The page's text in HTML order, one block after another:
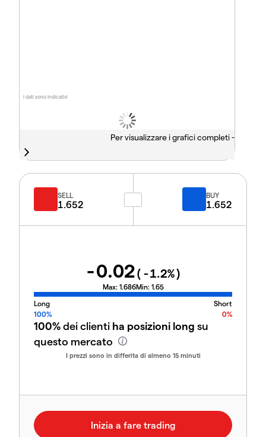
I dati sono indicativi
Per visualizzare i grafici completi -
SELL
1.652
BUY
1.652
-0.02( -1.2%)
Max: 1.686Min: 1.65
Long
Short
100%
0%
100%dei clienti ha posizioni long su
questo mercato
I prezzi sono in differita di almeno 15 minuti